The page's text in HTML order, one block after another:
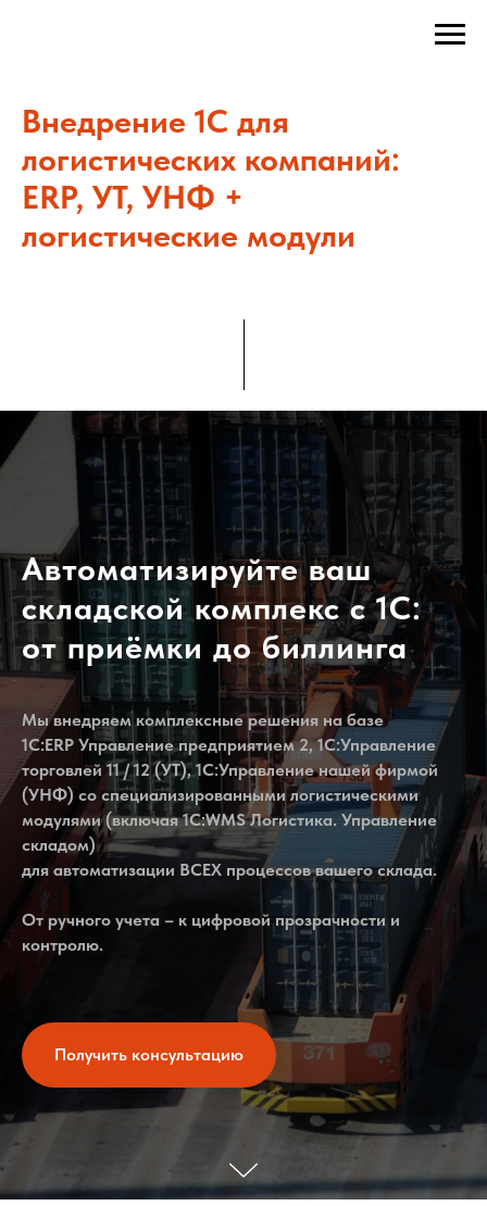
Внедрение 1С для
логистических компаний:
ERP, УТ, УНФ +
логистические модули
Автоматизируйте ваш
складской комплекс с 1С:
от приёмки до биллинга
Мы внедряем комплексные решения на базе
1С:ERP Управление предприятием 2, 1С:Управление
торговлей 11 / 12 (УТ), 1С:Управление нашей фирмой
(УНФ) со специализированными логистическими
модулями (включая 1С:WMS Логистика. Управление
складом)
для автоматизации ВСЕХ процессов вашего склада.
От ручного учета – к цифровой прозрачности и
контролю.
Получить консультацию